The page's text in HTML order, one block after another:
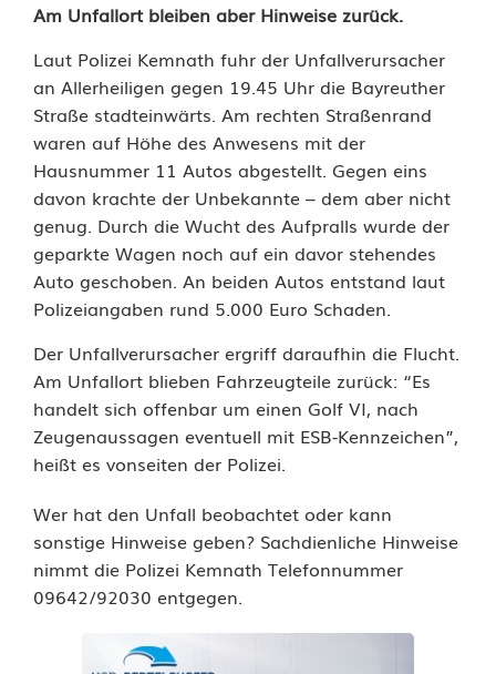
f
a
l
l
v
e
r
u
r
s
a
c
h
e
Am Unfallort bleiben aber Hinweise zurück.
Laut Polizei Kemnath fuhr der Unfallverursacher
an Allerheiligen gegen 19.45 Uhr die Bayreuther
Straße stadteinwärts. Am rechten Straßenrand
waren auf Höhe des Anwesens mit der
Hausnummer 11 Autos abgestellt. Gegen eins
davon krachte der Unbekannte – dem aber nicht
genug. Durch die Wucht des Aufpralls wurde der
geparkte Wagen noch auf ein davor stehendes
Auto geschoben. An beiden Autos entstand laut
Polizeiangaben rund 5.000 Euro Schaden.
Der Unfallverursacher ergriff daraufhin die Flucht.
Am Unfallort blieben Fahrzeugteile zurück: “Es
handelt sich offenbar um einen Golf VI, nach
Zeugenaussagen eventuell mit ESB-Kennzeichen”,
heißt es vonseiten der Polizei.
Wer hat den Unfall beobachtet oder kann
sonstige Hinweise geben? Sachdienliche Hinweise
nimmt die Polizei Kemnath Telefonnummer
09642/92030 entgegen.